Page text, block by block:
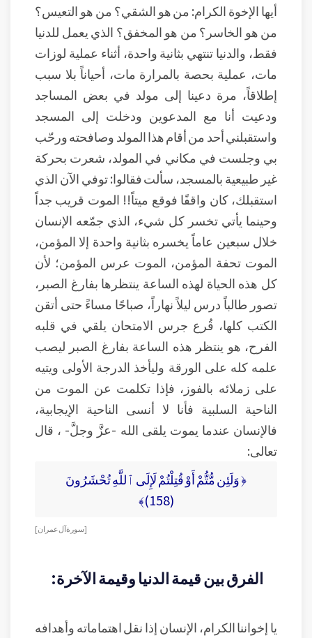
أيها الإخوة الكرام: من هو الشقي؟ من هو التعيس؟
من هو الخاسر؟ من هو المخفق؟ الذي يعمل للدنيا
فقط، والدنيا تنتهي بثانية واحدة، أثناء عملية لوزات
مات، عملية بحصة بالمرارة مات، أحياناً بلا سبب
إطلاقاً، مرة دعينا إلى مولد في بعض المساجد
ودعيت أنا مع المدعوين ودخلت إلى المسجد
واستقبلني أحد من أقام هذا المولد وصافحته ورحّب
بي وجلست في مكاني في المولد، شعرت بحركة
غير طبيعية بالمسجد، سألت فقالوا: توفي الآن الذي
استقبلك، كان واقفًا فوقع ميتاً!! الموت قريب جداً
وحينما يأتي تخسر كل شيء، الذي جمّعه الإنسان
خلال سبعين عاماً يخسره بثانية واحدة إلا المؤمن،
الموت تحفة المؤمن، الموت عرس المؤمن؛ لأن
كل هذه الحياة لهذه الساعة ينتظرها بفارغ الصبر،
تصور طالباً درس ليلاً نهاراً، صباحًا مساءً حتى أتقن
الكتب كلها، قُرع جرس الامتحان يلقي في قلبه
الفرح، هو ينتظر هذه الساعة بفارغ الصبر ليصب
علمه كله على الورقة وليأخذ الدرجة الأولى ويتيه
على زملائه بالفوز، فإذا تكلمت عن الموت من
الناحية السلبية فأنا لا أنسى الناحية الإيجابية،
فالإنسان عندما يموت يلقى الله -عزَّ وجلَّ- ، قال
تعالى:
﴿ وَلَئِن مُّتُّمْ أَوْ قُتِلْتُمْ لَإِلَى ٱللَّهِ تُحْشَرُونَ
(158)﴾
[ سورة آل عمران ]
الفرق بين قيمة الدنيا وقيمة الآخرة:
يا إخواننا الكرام، الإنسان إذا نقل اهتماماته وأهدافه